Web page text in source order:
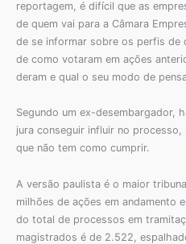
reportagem, é difícil que as
de quem vai para a Câmara
de se informar sobre os perfis de
de como votaram em ações
deram e qual o seu modo de
Segundo um ex-desembargador,
jura conseguir influir no
que não tem como cumprir.
A versão paulista é o maior
milhões de ações em andamento
do total de processos em
magistrados é de 2.522,